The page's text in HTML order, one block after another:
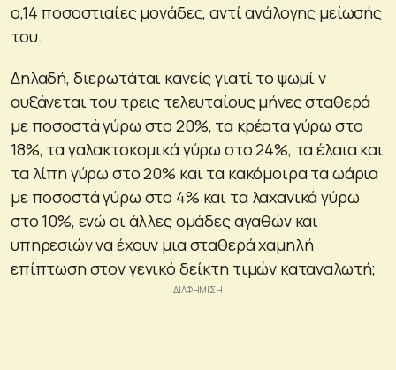
ο,14 ποσοστιαίες μονάδες, αντί ανάλογης μείωσής
του.
Δηλαδή, διερωτάται κανείς γιατί το ψωμί ν
αυξάνεται του τρεις τελευταίους μήνες σταθερά
με ποσοστά γύρω στο 20%, τα κρέατα γύρω στο
18%, τα γαλακτοκομικά γύρω στο 24%, τα έλαια και
τα λίπη γύρω στο 20% και τα κακόμοιρα τα ωάρια
με ποσοστά γύρω στο 4% και τα λαχανικά γύρω
στο 10%, ενώ οι άλλες ομάδες αγαθών και
υπηρεσιών να έχουν μια σταθερά χαμηλή
επίπτωση στον γενικό δείκτη τιμών καταναλωτή;